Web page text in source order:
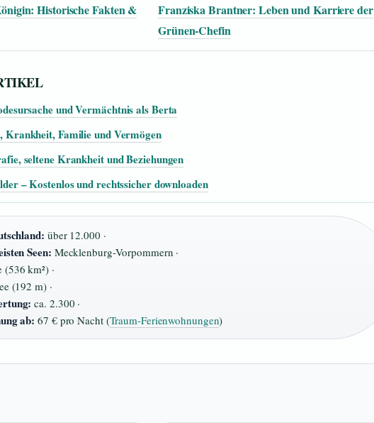
Historische Fakten &
Franziska Brantner: Leben und Karriere der
Grünen-Chefin
und Vermächtnis als Berta
Familie und Vermögen
seltene Krankheit und Beziehungen
– Kostenlos und rechtssicher downloaden
über 12.000 ·
Seen: Mecklenburg-Vorpommern ·
(536 km²) ·
(192 m) ·
ca. 2.300 ·
ab: 67 € pro Nacht (Traum-Ferienwohnungen)